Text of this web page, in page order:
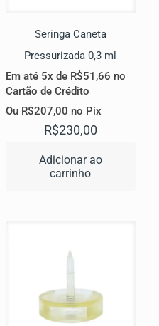
Seringa Caneta
Pressurizada 0,3 ml
Em até 5x de R$51,66 no
Cartão de Crédito
Ou R$207,00 no Pix
R$230,00
Adicionar ao
carrinho